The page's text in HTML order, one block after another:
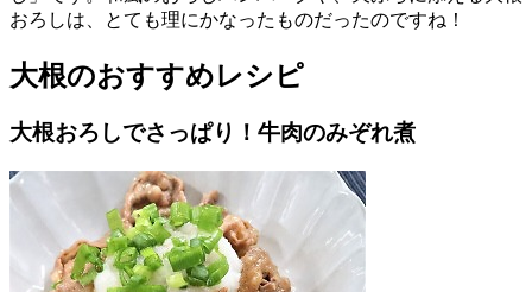
おろしは、とても理にかなったものだったのですね！
大根のおすすめレシピ
大根おろしでさっぱり！牛肉のみぞれ煮